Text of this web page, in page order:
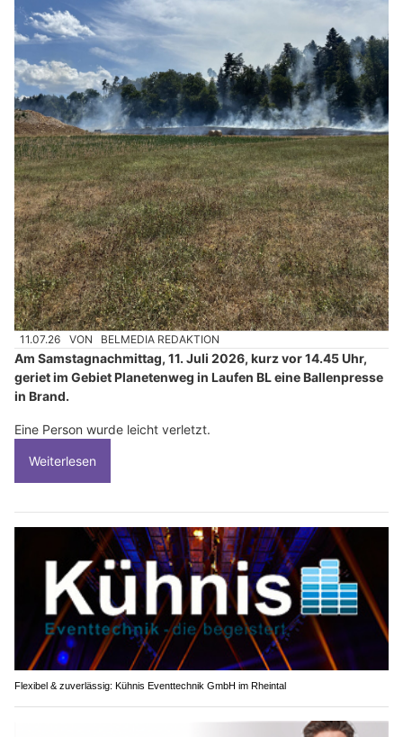
11.07.26 VON BELMEDIA REDAKTION
Am Samstagnachmittag, 11. Juli 2026, kurz vor 14.45 Uhr,
geriet im Gebiet Planetenweg in Laufen BL eine Ballenpresse
in Brand.
Eine Person wurde leicht verletzt.
Weiterlesen
Flexibel & zuverlässig: Kühnis Eventtechnik GmbH im Rheintal